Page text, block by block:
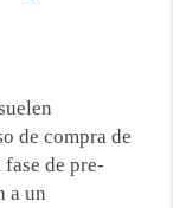
de compra de
de pre-
a un